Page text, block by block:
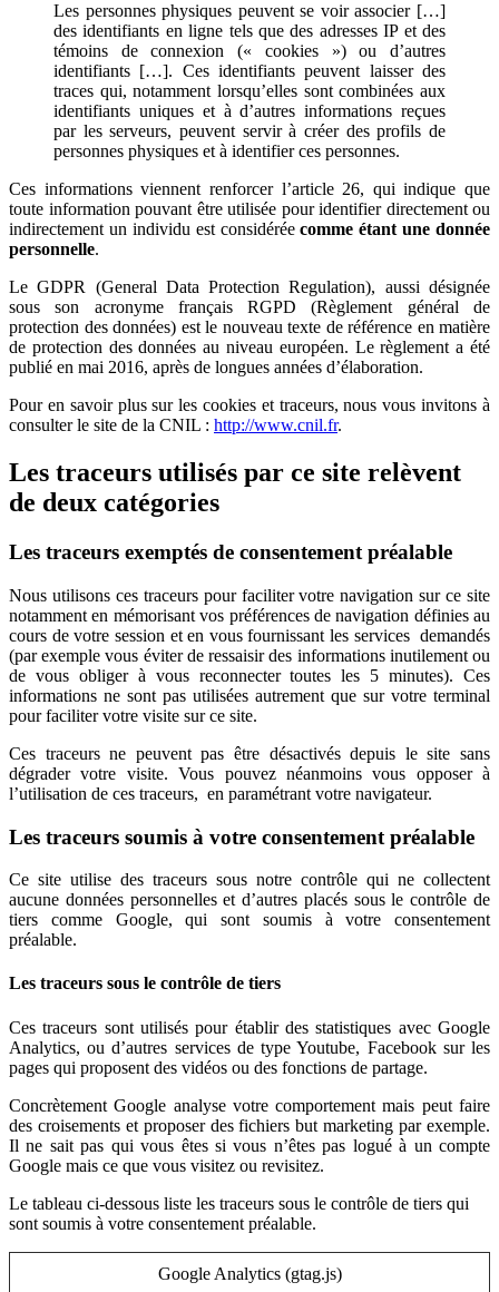
Les personnes physiques peuvent se voir associer […]
des identifiants en ligne tels que des adresses IP et des
témoins de connexion (« cookies ») ou d’autres
identifiants […]. Ces identifiants peuvent laisser des
traces qui, notamment lorsqu’elles sont combinées aux
identifiants uniques et à d’autres informations reçues
par les serveurs, peuvent servir à créer des profils de
personnes physiques et à identifier ces personnes.
Ces informations viennent renforcer l’article 26, qui indique que
toute information pouvant être utilisée pour identifier directement ou
indirectement un individu est considéréecomme étant une donnée
personnelle.
Le GDPR (General Data Protection Regulation), aussi désignée
sous son acronyme français RGPD (Règlement général de
protection des données) est le nouveau texte de référence en matière
de protection des données au niveau européen. Le règlement a été
publié en mai 2016, après de longues années d’élaboration.
Pour en savoir plus sur les cookies et traceurs, nous vous invitons à
consulter le site de la CNIL : http://www.cnil.fr.
Les traceurs utilisés par ce site relèvent
de deux catégories
Les traceurs exemptés de consentement préalable
Nous utilisons ces traceurs pour faciliter votre navigation sur ce site
notamment en mémorisant vos préférences de navigation définies au
cours de votre session et en vous fournissant les services demandés
(par exemple vous éviter de ressaisir des informations inutilement ou
de vous obliger à vous reconnecter toutes les 5 minutes). Ces
informations ne sont pas utilisées autrement que sur votre terminal
pour faciliter votre visite sur ce site.
Ces traceurs ne peuvent pas être désactivés depuis le site sans
dégrader votre visite. Vous pouvez néanmoins vous opposer à
l’utilisation de ces traceurs, en paramétrant votre navigateur.
Les traceurs soumis à votre consentement préalable
Ce site utilise des traceurs sous notre contrôle qui ne collectent
aucune données personnelles et d’autres placés sous le contrôle de
tiers comme Google, qui sont soumis à votre consentement
préalable.
Les traceurs sous le contrôle de tiers
Ces traceurs sont utilisés pour établir des statistiques avec Google
Analytics, ou d’autres services de type Youtube, Facebook sur les
pages qui proposent des vidéos ou des fonctions de partage.
Concrètement Google analyse votre comportement mais peut faire
des croisements et proposer des fichiers but marketing par exemple.
Il ne sait pas qui vous êtes si vous n’êtes pas logué à un compte
Google mais ce que vous visitez ou revisitez.
Le tableau ci-dessous liste les traceurs sous le contrôle de tiers qui
sont soumis à votre consentement préalable.
Google Analytics (gtag.js)